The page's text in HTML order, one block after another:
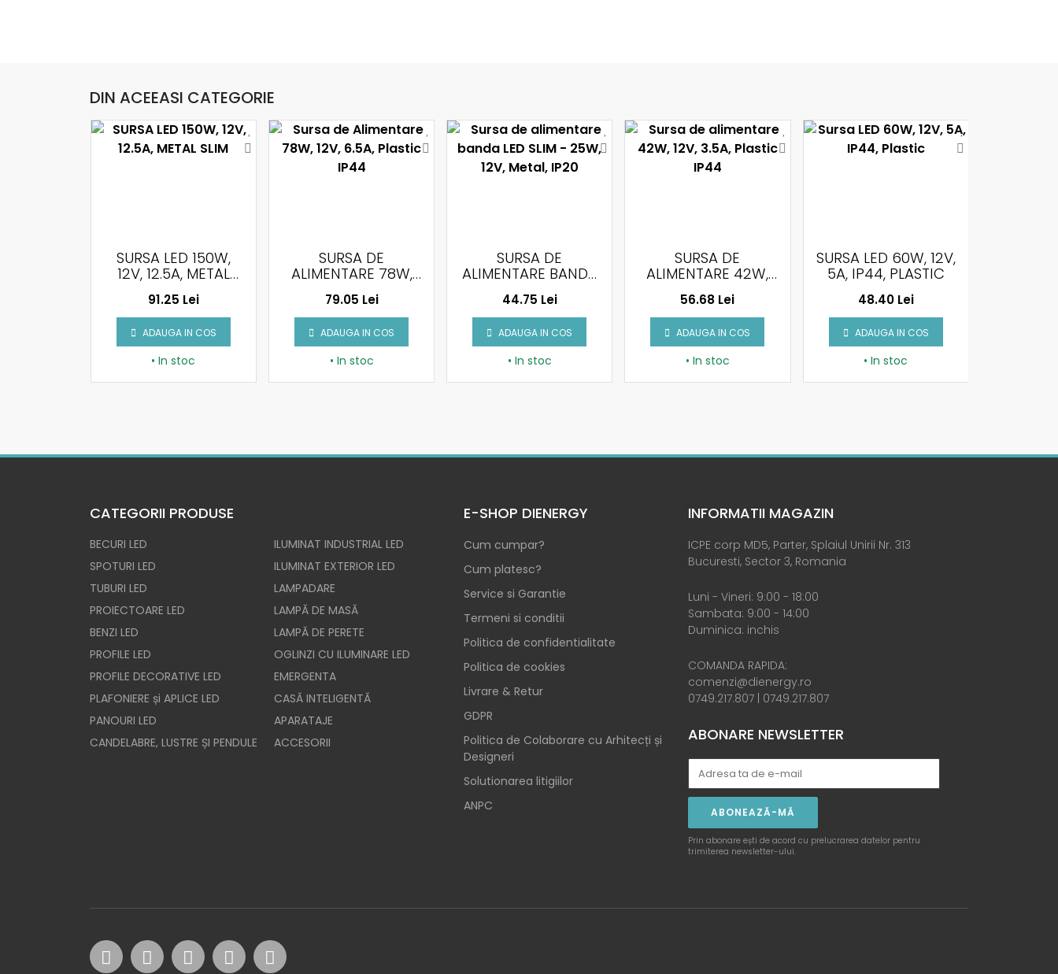
DIN ACEEASI CATEGORIE
SURSA LED 150W,
12V, 12.5A, METAL
SLIM
91.25 Lei
ADAUGA IN COS
• In stoc
SURSA DE
ALIMENTARE 78W,
12V, 6.5A, PLASTIC
IP44
79.05 Lei
ADAUGA IN COS
• In stoc
SURSA DE
ALIMENTARE BANDA
LED SLIM - 25W, 12V,
METAL, IP20
44.75 Lei
ADAUGA IN COS
• In stoc
SURSA DE
ALIMENTARE 42W,
12V, 3.5A, PLASTIC
IP44
56.68 Lei
ADAUGA IN COS
• In stoc
SURSA LED 60W, 12V,
5A, IP44, PLASTIC
48.40 Lei
ADAUGA IN COS
• In stoc
CATEGORII PRODUSE
BECURI LED
SPOTURI LED
TUBURI LED
PROIECTOARE LED
BENZI LED
PROFILE LED
PROFILE DECORATIVE LED
PLAFONIERE și APLICE LED
PANOURI LED
CANDELABRE, LUSTRE ȘI PENDULE
ILUMINAT INDUSTRIAL LED
ILUMINAT EXTERIOR LED
LAMPADARE
LAMPĂ DE MASĂ
LAMPĂ DE PERETE
OGLINZI CU ILUMINARE LED
EMERGENTA
CASĂ INTELIGENTĂ
APARATAJE
ACCESORII
E-SHOP DIENERGY
Cum cumpar?
Cum platesc?
Service si Garantie
Termeni si conditii
Politica de confidentialitate
Politica de cookies
Livrare & Retur
GDPR
Politica de Colaborare cu Arhitecți și
Designeri
Solutionarea litigiilor
ANPC
INFORMATII MAGAZIN
ICPE corp MD5, Parter, Splaiul Unirii Nr. 313
Bucuresti, Sector 3, Romania
Luni - Vineri: 9:00 - 18:00
Sambata: 9:00 - 14:00
Duminica: inchis
COMANDA RAPIDA:
comenzi@dienergy.ro
0749.217.807 0749.217.807
ABONARE NEWSLETTER
ABONEAZĂ-MĂ
Prin abonare ești de acord cu prelucrarea datelor pentru
trimiterea newsletter-ului.